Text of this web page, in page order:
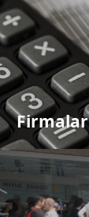
Firmalar